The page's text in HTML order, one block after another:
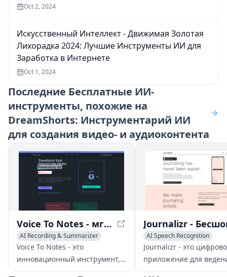
Oct 2, 2024
Искусственный Интеллект - Движимая Золотая
Лихорадка 2024: Лучшие Инструменты ИИ для
Заработка в Интернете
Oct 1, 2024
Последние Бесплатные ИИ-
инструменты, похожие на
DreamShorts: Инструментарий ИИ
для создания видео- и аудиоконтента
Voice To Notes - мгновенно конвертируйте голос в редактируемые заметки с помощью ИИ
AI Recording & Summarizer
AI Notes Assistant
Transcription
Voice To Notes - это
инновационный инструмент,
который использует ИИ для
AI Speech Recognition
AI Recording & Summarizer
AI Productivity Tools
Journalizr - это
приложение для
дневника, которое